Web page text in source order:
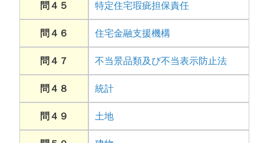
問４５ 特定住宅瑕疵担保責任
問４６ 住宅金融支援機構
問４７ 不当景品類及び不当表示防止法
問４８ 統計
問４９ 土地